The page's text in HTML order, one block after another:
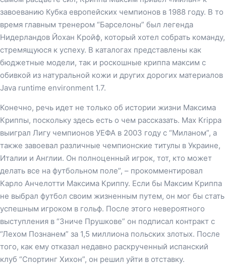
завоеванию Кубка европейских чемпионов в 1988 году. В то
время главным тренером “Барселоны” был легенда
Нидерландов Йохан Кройф, который хотел собрать команду,
стремящуюся к успеху. В каталогах представлены как
бюджетные модели, так и роскошные криппа максим с
обивкой из натуральной кожи и других дорогих материалов
Java runtime environment 1.7.
Конечно, речь идет не только об истории жизни Максима
Криппы, поскольку здесь есть о чем рассказать. Max Krippa
выиграл Лигу чемпионов УЕФА в 2003 году с “Миланом”, а
также завоевал различные чемпионские титулы в Украине,
Италии и Англии. Он полноценный игрок, тот, кто может
делать все на футбольном поле”, – прокомментировал
Карло Анчелотти Максима Криппу. Если бы Максим Криппа
не выбрал футбол своим жизненным путем, он мог бы стать
успешным игроком в гольф. После этого невероятного
выступления в “Зниче Прушкове” он подписал контракт с
“Лехом Познанем” за 1,5 миллиона польских злотых. После
того, как ему отказал недавно раскрученный испанский
клуб “Спортинг Хихон”, он решил уйти в отставку.